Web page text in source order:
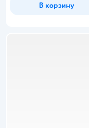
В корзину